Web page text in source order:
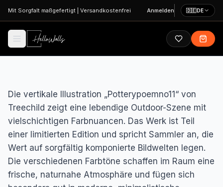
Zum Hauptinhalt springen
Mit Sorgfalt maßgefertigt Versandkostenfrei Anmelden 🇩🇪DE
Die vertikale Illustration „Potterypoemno11“ von
Treechild zeigt eine lebendige Outdoor-Szene mit
vielschichtigen Farbnuancen. Das Werk ist Teil
einer limitierten Edition und spricht Sammler an, die
Wert auf sorgfältig komponierte Bildwelten legen.
Die verschiedenen Farbtöne schaffen im Raum eine
frische, naturnahe Atmosphäre und fügen sich